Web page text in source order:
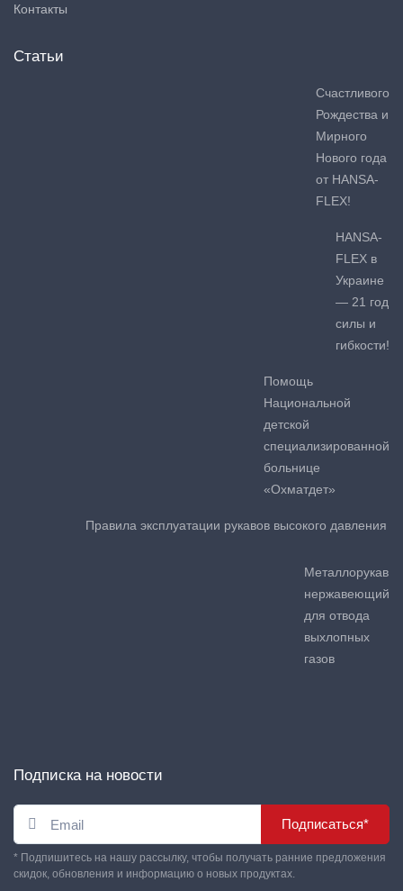
Контакты
Статьи
Счастливого
Рождества и
Мирного
Нового года
от HANSA-
FLEX!
HANSA-
FLEX в
Украине
— 21 год
силы и
гибкости!
Помощь
Национальной
детской
специализированной
больнице
«Охматдет»
Правила эксплуатации рукавов высокого давления
Металлорукав
нержавеющий
для отвода
выхлопных
газов
Подписка на новости
Подписаться*
* Подпишитесь на нашу рассылку, чтобы получать ранние предложения
скидок, обновления и информацию о новых продуктах.